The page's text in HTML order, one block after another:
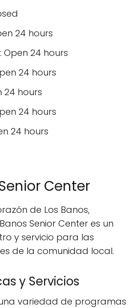
24 hours
Open 24 hours
24 hours
24 hours
24 hours
24 hours
Center
de Los Banos,
Senior Center es un
y servicio para las
de la comunidad local.
y Servicios
variedad de programas